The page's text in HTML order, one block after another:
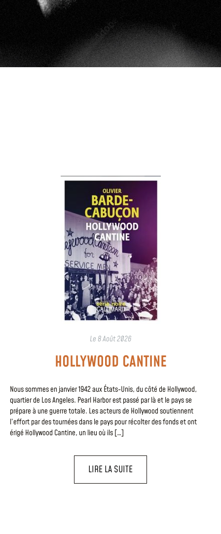
Le 8 Août 2026
HOLLYWOOD CANTINE
Nous sommes en janvier 1942 aux États-Unis, du côté de Hollywood,
quartier de Los Angeles. Pearl Harbor est passé par là et le pays se
prépare à une guerre totale. Les acteurs de Hollywood soutiennent
l’effort par des tournées dans le pays pour récolter des fonds et ont
érigé Hollywood Cantine, un lieu où ils […]
LIRE LA SUITE